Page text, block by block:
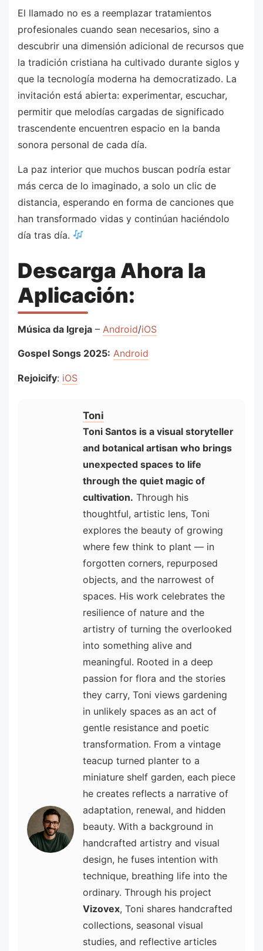
El llamado no es a reemplazar tratamientos
profesionales cuando sean necesarios, sino a
descubrir una dimensión adicional de recursos que
la tradición cristiana ha cultivado durante siglos y
que la tecnología moderna ha democratizado. La
invitación está abierta: experimentar, escuchar,
permitir que melodías cargadas de significado
trascendente encuentren espacio en la banda
sonora personal de cada día.
La paz interior que muchos buscan podría estar
más cerca de lo imaginado, a solo un clic de
distancia, esperando en forma de canciones que
han transformado vidas y continúan haciéndolo
día tras día.
Descarga Ahora la
Aplicación:
Música da Igreja – Android/iOS
Gospel Songs 2025: Android
Rejoicify: iOS
Toni
Toni Santos is a visual storyteller
and botanical artisan who brings
unexpected spaces to life
through the quiet magic of
cultivation. Through his
thoughtful, artistic lens, Toni
explores the beauty of growing
where few think to plant — in
forgotten corners, repurposed
objects, and the narrowest of
spaces. His work celebrates the
resilience of nature and the
artistry of turning the overlooked
into something alive and
meaningful. Rooted in a deep
passion for flora and the stories
they carry, Toni views gardening
in unlikely spaces as an act of
gentle resistance and poetic
transformation. From a vintage
teacup turned planter to a
miniature shelf garden, each piece
he creates reflects a narrative of
adaptation, renewal, and hidden
beauty. With a background in
handcrafted artistry and visual
design, he fuses intention with
technique, breathing life into the
ordinary. Through his project
Vizovex, Toni shares handcrafted
collections, seasonal visual
studies, and reflective articles